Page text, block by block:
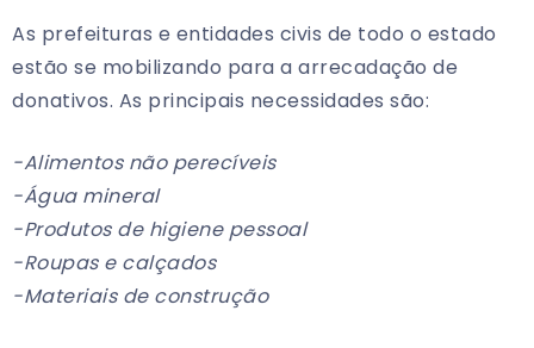
As prefeituras e entidades civis de todo o estado
estão se mobilizando para a arrecadação de
donativos. As principais necessidades são:
-Alimentos não perecíveis
-Água mineral
-Produtos de higiene pessoal
-Roupas e calçados
-Materiais de construção